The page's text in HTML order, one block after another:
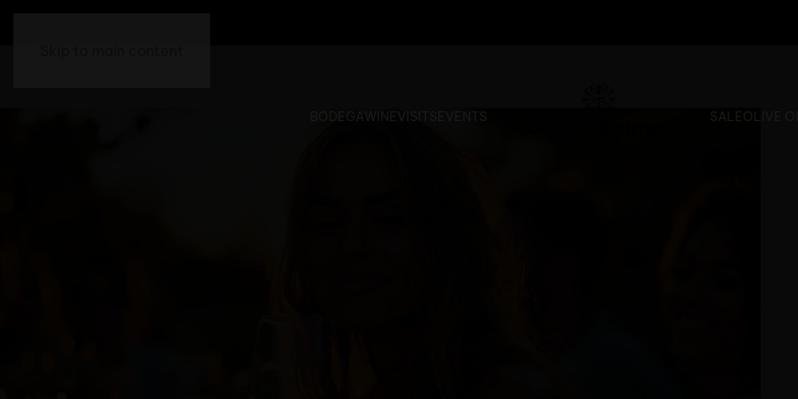
BODEGA WINE VISITS EVENTS SALEOLIVE OIL